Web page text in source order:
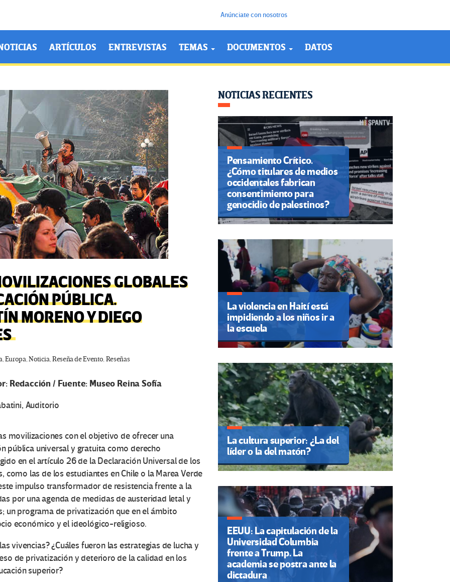
Anúnciate con nosotros
ARTÍCULOS ENTREVISTAS TEMAS DOCUMENTOS DATOS
GLOBALES
PÚBLICA.
MORENO Y DIEGO
,Europa,Noticia,Reseña de Evento,Reseñas
Redacción / Fuente: Museo Reina Sofía
Auditorio
movilizaciones con el objetivo de ofrecer una
pública universal y gratuita como derecho
en el artículo 26 de la Declaración Universal de los
como las de los estudiantes en Chile o la Marea Verde
impulso transformador de resistencia frente a la
por una agenda de medidas de austeridad letal y
un programa de privatización que en el ámbito
económico y el ideológico-religioso.
vivencias? ¿Cuáles fueron las estrategias de lucha y
de privatización y deterioro de la calidad en los
superior?
NOTICIAS RECIENTES
Pensamiento Crítico.
¿Cómo titulares de medios
occidentales fabrican
consentimiento para
genocidio de palestinos?
La violencia en Haití está
impidiendo a los niños ir a
la escuela
La cultura superior: ¿La del
líder o la del matón?
EEUU: La capitulación de la
Universidad Columbia
frente a Trump. La
academia se postra ante la
dictadura